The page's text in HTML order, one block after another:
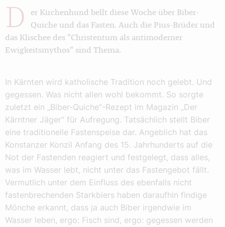
D
er Kirchenhund bellt diese Woche über Biber-
Quiche und das Fasten. Auch die Pius-Brüder und
das Klischee des "Christentum als antimoderner
Ewigkeitsmythos" sind Thema.
In Kärnten wird katholische Tradition noch gelebt. Und
gegessen. Was nicht allen wohl bekommt. So sorgte
zuletzt ein „Biber-Quiche“-Rezept im Magazin „Der
Kärntner Jäger“ für Aufregung. Tatsächlich stellt Biber
eine traditionelle Fastenspeise dar. Angeblich hat das
Konstanzer Konzil Anfang des 15. Jahrhunderts auf die
Not der Fastenden reagiert und festgelegt, dass alles,
was im Wasser lebt, nicht unter das Fastengebot fällt.
Vermutlich unter dem Einfluss des ebenfalls nicht
fastenbrechenden Starkbiers haben daraufhin findige
Mönche erkannt, dass ja auch Biber irgendwie im
Wasser leben, ergo: Fisch sind, ergo: gegessen werden